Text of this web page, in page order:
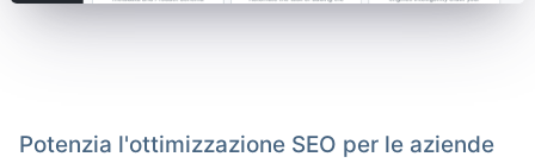
Potenzia l'ottimizzazione SEO per le aziende